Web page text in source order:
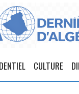
CULTURE